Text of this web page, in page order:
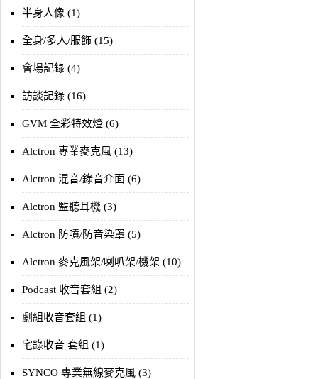
半身人像 (1)
全身/多人/服飾 (15)
會場記錄 (4)
訪談記錄 (16)
GVM 全彩特效燈 (6)
Alctron 專業麥克風 (13)
Alctron 混音/錄音介面 (6)
Alctron 監聽耳機 (3)
Alctron 防噴/防音染罩 (5)
Alctron 麥克風架/喇叭架/機架 (10)
Podcast 收音套組 (2)
劇組收音套組 (1)
宅錄收音 套組 (1)
SYNCO 專業無線麥克風 (3)